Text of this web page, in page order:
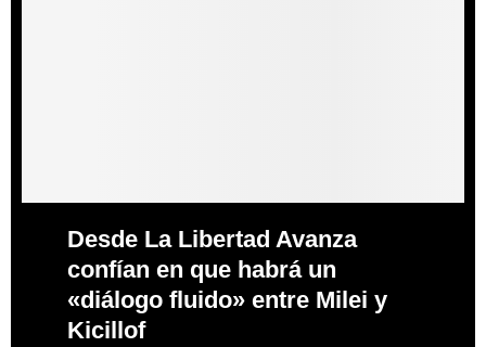
Desde La Libertad Avanza
confían en que habrá un
«diálogo fluido» entre Milei y
Kicillof